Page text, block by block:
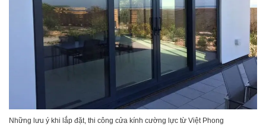
Những lưu ý khi lắp đặt, thi công cửa kính cường lực từ Việt Phong